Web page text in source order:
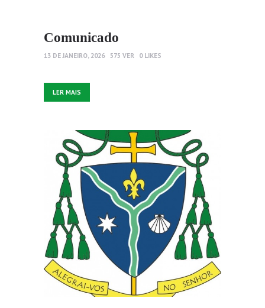
Comunicado
13 DE JANEIRO, 2026 575 VER 0 LIKES
LER MAIS